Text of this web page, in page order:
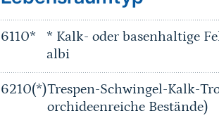
6110*
* Kalk- oder basenhaltige
albi
6210(*)Trespen-Schwingel-Kalk-
orchideenreiche Bestände)